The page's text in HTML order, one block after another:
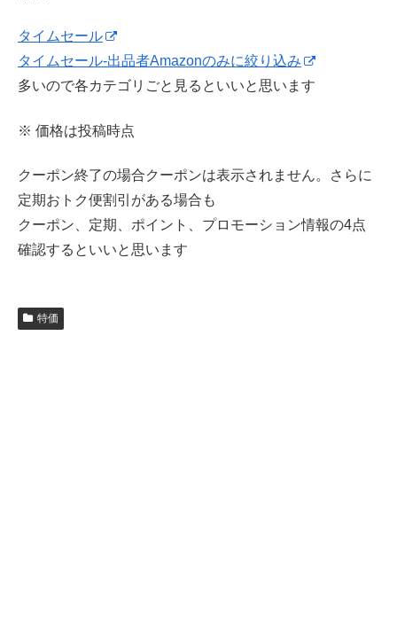
タイムセール
タイムセール-出品者Amazonのみに絞り込み
多いので各カテゴリごと見るといいと思います
※ 価格は投稿時点
クーポン終了の場合クーポンは表示されません。さらに
定期おトク便割引がある場合も
クーポン、定期、ポイント、プロモーション情報の4点
確認するといいと思います
特価